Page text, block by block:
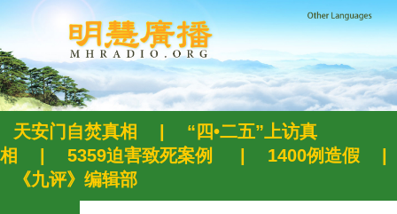
天安门自焚真相
“四•二五”上访真
相
5359迫害致死案例 1400例造假
《九评》编辑部